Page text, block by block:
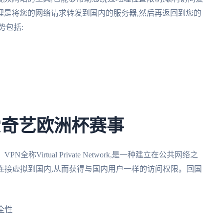
将您的网络请求转发到国内的服务器,然后再返回到您的
包括:
艺欧洲杯赛事
全称Virtual Private Network,是一种建立在公共网络之
虚拟到国内,从而获得与国内用户一样的访问权限。回国
性